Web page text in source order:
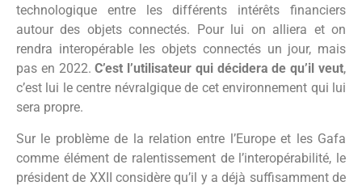
technologique entre les différents intérêts financiers
autour des objets connectés. Pour lui on alliera et on
rendra interopérable les objets connectés un jour, mais
pas en 2022.C’est l’utilisateur qui décidera de qu’il veut,
c’est lui le centre névralgique de cet environnement qui lui
sera propre.
Sur le problème de la relation entre l’Europe et les Gafa
comme élément de ralentissement de l’interopérabilité, le
président de XXII considère qu’il y a déjà suffisamment de